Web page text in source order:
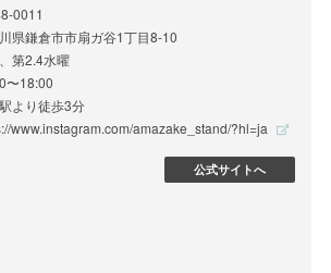
0011
県鎌倉市市扇ガ谷1丁目8-10
第2.4水曜
〜18:00
より徒歩3分
www.instagram.com/amazake_stand/?hl=ja
公式サイトへ